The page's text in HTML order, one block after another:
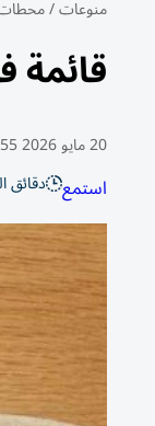
منوعات/
قائمة
20 مايو 2026 17:55 مساء
استمع دقائق